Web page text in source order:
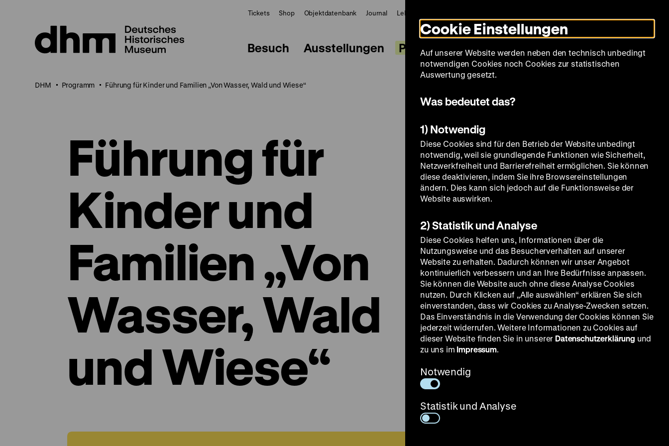
Seiteninhalt
springen
Tickets Shop Objektdatenbank Journal LeMO
Modus
umschalten
zum
Deutschen
Historischen
in
Deutscher
zum
Deutschen
Historischen
in
Leichter
Besuch Ausstellungen Programm Sammlung Bildung Museum
DHM Programm Führung für Kinder und Familien „Von Wasser, Wald und Wiese“
Führung für
Kinder und
Familien „Von
Wasser, Wald
und Wiese“
Cookie Einstellungen
Auf unserer Website werden neben den technisch unbedingt
notwendigen Cookies noch Cookies zur statistischen
Auswertung gesetzt.
Was bedeutet das?
1) Notwendig
Diese Cookies sind für den Betrieb der Website unbedingt
notwendig, weil sie grundlegende Funktionen wie Sicherheit,
Netzwerkfreiheit und Barrierefreiheit ermöglichen. Sie können
diese deaktivieren, indem Sie ihre Browsereinstellungen
ändern. Dies kann sich jedoch auf die Funktionsweise der
Website auswirken.
2) Statistik und Analyse
Diese Cookies helfen uns, Informationen über die
Nutzungsweise und das Besucherverhalten auf unserer
Website zu erhalten. Dadurch können wir unser Angebot
kontinuierlich verbessern und an Ihre Bedürfnisse anpassen.
Sie können die Website auch ohne diese Analyse Cookies
nutzen. Durch Klicken auf „Alle auswählen“ erklären Sie sich
einverstanden, dass wir Cookies zu Analyse-Zwecken setzen.
Das Einverständnis in die Verwendung der Cookies können Sie
jederzeit widerrufen. Weitere Informationen zu Cookies auf
dieser Website finden Sie in unserer Datenschutzerklärung und
zu uns im Impressum.
Notwendig
Statistik und Analyse